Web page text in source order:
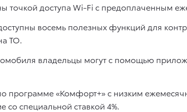
точкой доступа Wi-Fi с предоплаченным
восемь полезных функций для
ТО.
владельцы могут с помощью
программе «Комфорт+» с низким
специальной ставкой 4%.